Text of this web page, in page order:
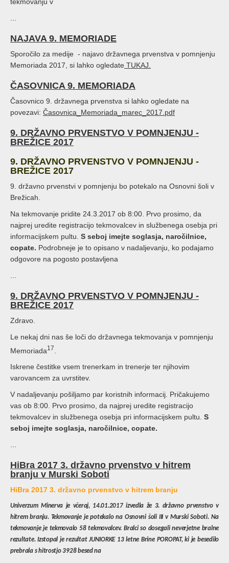
NAJAVA 9. MEMORIADE
Sporočilo za medije - najavo državnega prvenstva v pomnjenju
Memoriada 2017, si lahko ogledate TUKAJ.
ČASOVNICA 9. MEMORIADA
Časovnico 9. državnega prvenstva si lahko ogledate na
povezavi: Časovnica_Memoriada_marec_2017.pdf
9. DRŽAVNO PRVENSTVO V POMNJENJU -
BREŽICE 2017
9. DRŽAVNO PRVENSTVO V POMNJENJU -
BREŽICE 2017
9. državno prvenstvi v pomnjenju bo potekalo na Osnovni šoli v
Brežicah.
Na tekmovanje pridite 24.3.2017 ob 8:00. Prvo prosimo, da
najprej uredite registracijo tekmovalcev in službenega osebja pri
informacijskem pultu. S seboj imejte soglasja, naročilnice,
copate. Podrobneje je to opisano v nadaljevanju, ko podajamo
odgovore na pogosto postavljena
9. DRŽAVNO PRVENSTVO V POMNJENJU -
BREŽICE 2017
Zdravo.
Le nekaj dni nas še loči do državnega tekmovanja v pomnjenju
Memoriada17
Iskrene čestitke vsem trenerkam in trenerje ter njihovim
varovancem za uvrstitev.
V nadaljevanju pošiljamo par koristnih informacij. Pričakujemo
vas ob 8:00. Prvo prosimo, da najprej uredite registracijo
tekmovalcev in službenega osebja pri informacijskem pultu. S
seboj imejte soglasja, naročilnice, copate.
...
HiBra 2017 3. državno prvenstvo v hitrem
branju v Murski Soboti
HiBra 2017 3. državno prvenstvo v hitrem branju
Univerzum Minerva je včeraj, 14.01.2017 izvedla že 3. državno prvenstvo v
hitrem branju. Tekmovanje je potekalo na Osnovni šoli III v Murski Soboti. Na
tekmovanje je tekmovalo 58 tekmovalcev. Bralci so dosegali neverjetne bralne
rezultate. Izstopal je rezultat JUNIORKE 13 letne Brine POROPAT, ki je besedilo
prebrala s hitrostjo 3928 besed na